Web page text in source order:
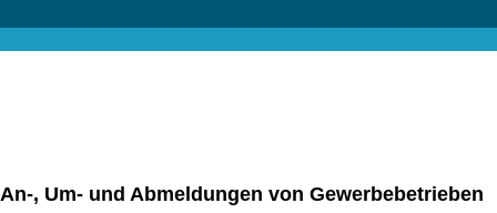
An-, Um- und Abmeldungen von Gewerbebetrieben